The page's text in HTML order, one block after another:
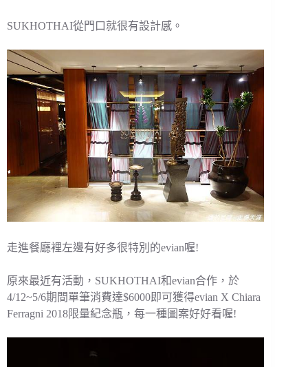
SUKHOTHAI從門口就很有設計感。
走進餐廳裡左邊有好多很特別的evian喔!
原來最近有活動，SUKHOTHAI和evian合作，於
4/12~5/6期間單筆消費達$6000即可獲得evian X Chiara
Ferragni 2018限量紀念瓶，每一種圖案好好看喔!